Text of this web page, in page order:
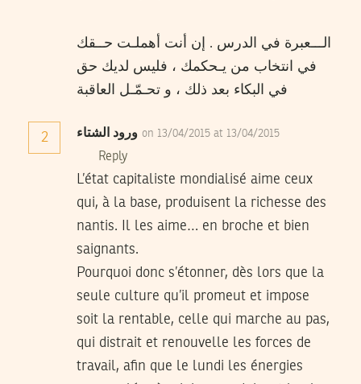
الـــعبرة في الدرس . إن أنت أهملـت حــقك
في انتخاب من يـحكمك ، فليس لديك حق
في البكاء بعد ذلك ، و تحـمّـل العاقبة
2 ورود الشتاء on 13/04/2015 at 13/04/2015
Reply
L’état capitaliste mondialisé aime ceux
qui, à la base, produisent la richesse des
nantis. Il les aime… en broche et bien
saignants.
Pourquoi donc s’étonner, dès lors que la
seule culture qu’il promeut et impose
soit la rentable, celle qui marche au pas,
qui distrait et renouvelle les forces de
travail, afin que le lundi les énergies